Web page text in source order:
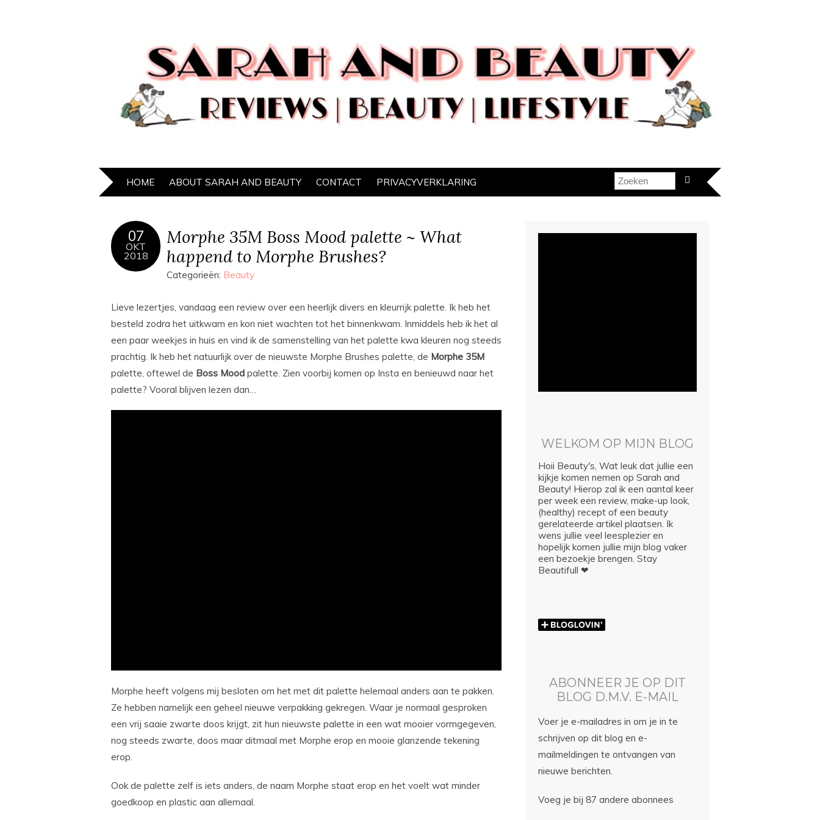
HOME ABOUT SARAH AND BEAUTY CONTACT PRIVACYVERKLARING
07
OKT
2018
Morphe 35M Boss Mood palette ~ What
happend to Morphe Brushes?
Categorieën: Beauty
Lieve lezertjes, vandaag een review over een heerlijk divers en kleurrijk palette. Ik heb het
besteld zodra het uitkwam en kon niet wachten tot het binnenkwam. Inmiddels heb ik het al
een paar weekjes in huis en vind ik de samenstelling van het palette kwa kleuren nog steeds
prachtig. Ik heb het natuurlijk over de nieuwste Morphe Brushes palette, de Morphe 35M
palette, oftewel de Boss Mood palette. Zien voorbij komen op Insta en benieuwd naar het
palette? Vooral blijven lezen dan…
Morphe heeft volgens mij besloten om het met dit palette helemaal anders aan te pakken.
Ze hebben namelijk een geheel nieuwe verpakking gekregen. Waar je normaal gesproken
een vrij saaie zwarte doos krijgt, zit hun nieuwste palette in een wat mooier vormgegeven,
nog steeds zwarte, doos maar ditmaal met Morphe erop en mooie glanzende tekening
erop.
Ook de palette zelf is iets anders, de naam Morphe staat erop en het voelt wat minder
goedkoop en plastic aan allemaal.
WELKOM OP MIJN BLOG
Hoii Beauty's, Wat leuk dat jullie een
kijkje komen nemen op Sarah and
Beauty! Hierop zal ik een aantal keer
per week een review, make-up look,
(healthy) recept of een beauty
gerelateerde artikel plaatsen. Ik
wens jullie veel leesplezier en
hopelijk komen jullie mijn blog vaker
een bezoekje brengen. Stay
Beautifull ❤
ABONNEER JE OP DIT
BLOG D.M.V. E-MAIL
Voer je e-mailadres in om je in te
schrijven op dit blog en e-
mailmeldingen te ontvangen van
nieuwe berichten.
Voeg je bij 87 andere abonnees